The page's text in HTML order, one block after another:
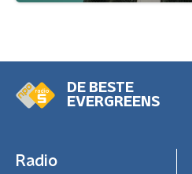
DE BESTE
EVERGREENS
Radio